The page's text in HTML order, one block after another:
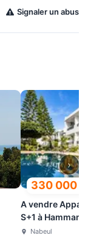
Signaler un abus
330 000
A vendre
S+1 à
Nabeul
›